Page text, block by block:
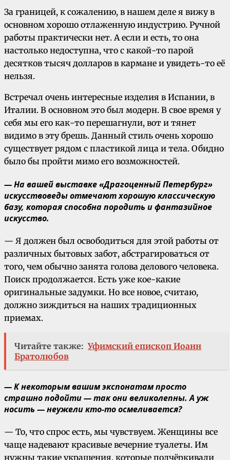
За границей, к сожалению, в нашем деле я вижу в
основном хорошо отлаженную индустрию. Ручной
работы практически нет. А если и есть, то она
настолько недоступна, что с какой-то парой
десятков тысяч долларов в кармане и увидеть-то её
нельзя.
Встречал очень интересные изделия в Испании, в
Италии. В основном это был модерн. В свое время у
себя мы его как-то перешагнули, вот и тянет
видимо в эту брешь. Данный стиль очень хорошо
существует рядом с пластикой лица и тела. Обидно
было бы пройти мимо его возможностей.
— На вашей выставке «Драгоценный Петербург»
искусствоведы отмечают хорошую классическую
базу, которая способна породить и фантазийное
искусство.
— Я должен был освободиться для этой работы от
различных бытовых забот, абстрагироваться от
того, чем обычно занята голова делового человека.
Поиск продолжается. Есть уже кое-какие
оригинальные задумки. Но все новое, считаю,
должно зиждиться на наших традиционных
приемах.
Читайте также: Уфимский епископ Иоанн
Братолюбов
— К некоторым вашим экспонатам просто
страшно подойти — так они великолепны. А уж
носить — неужели кто-то осмеливается?
— То, что спрос есть, мы чувствуем. Женщины все
чаще надевают красивые вечерние туалеты. Им
нужны такие украшения, которые подчёркивали